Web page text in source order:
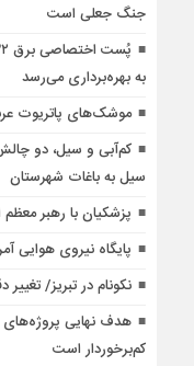
جنگ جعلی است
به بهره‌برداری می‌رسد
موشک‌های پاتریوت
کم‌آبی و سیل، دو
سیل به باغات شهرستان
پزشکیان با رهبر معظم
پایگاه نیروی هوایی
نکونام در تبریز/
هدف نهایی پروژه‌های
کم‌برخوردار است